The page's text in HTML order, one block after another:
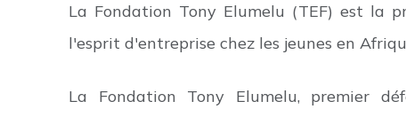
La Fondation Tony Elumelu (TEF) est la
l'esprit d'entreprise chez les jeunes en
La Fondation Tony Elumelu, premier